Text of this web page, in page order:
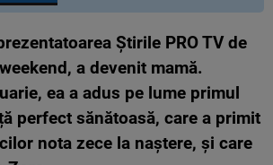
Știrile PRO TV de
a devenit mamă.
ea a adus pe lume primul
perfect sănătoasă, care a primit
nota zece la naștere, și care